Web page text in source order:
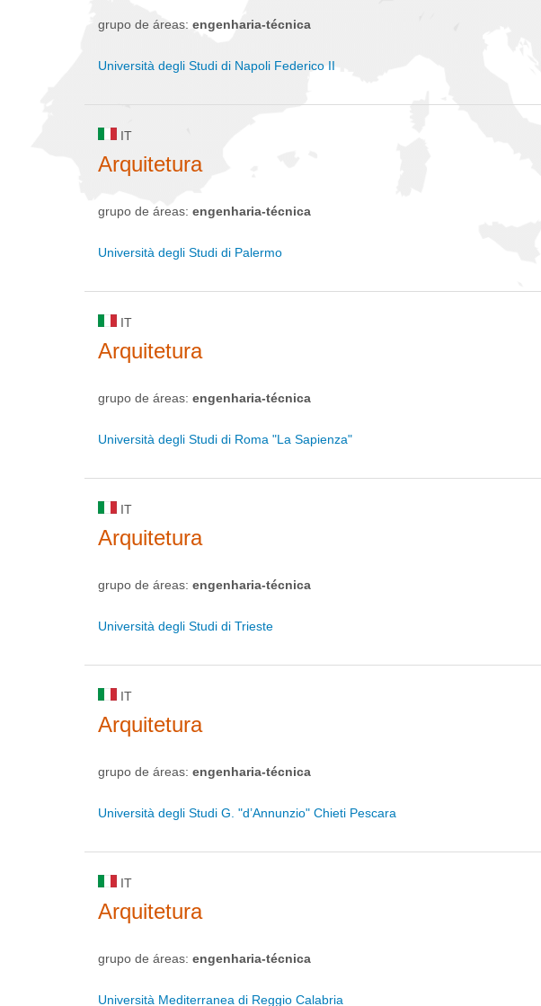
grupo de áreas: engenharia-técnica
Università degli Studi di Napoli Federico II
IT
Arquitetura
grupo de áreas: engenharia-técnica
Università degli Studi di Palermo
IT
Arquitetura
grupo de áreas: engenharia-técnica
Università degli Studi di Roma "La Sapienza"
IT
Arquitetura
grupo de áreas: engenharia-técnica
Università degli Studi di Trieste
IT
Arquitetura
grupo de áreas: engenharia-técnica
Università degli Studi G. "d’Annunzio" Chieti Pescara
IT
Arquitetura
grupo de áreas: engenharia-técnica
Università Mediterranea di Reggio Calabria